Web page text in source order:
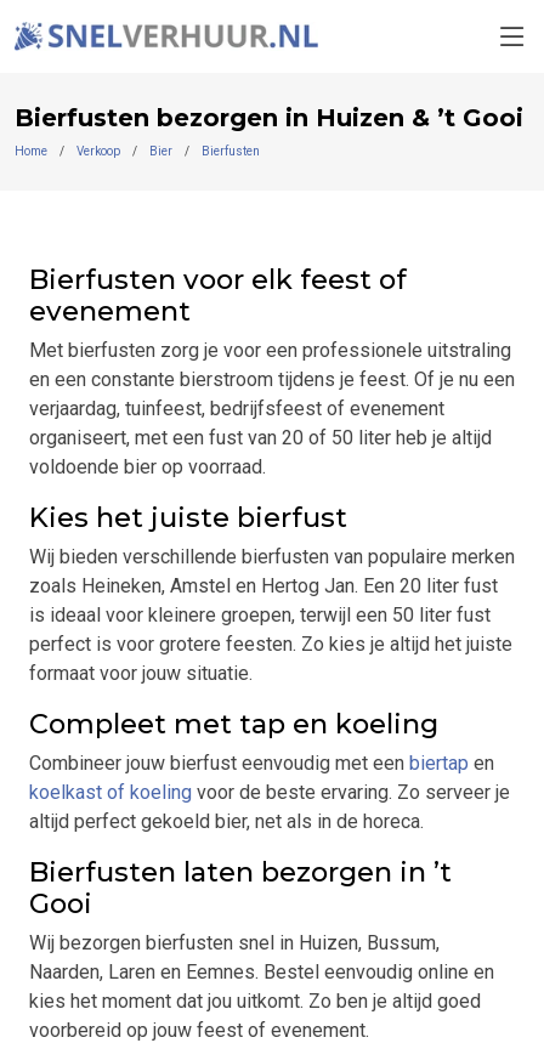
Bierfusten bezorgen in Huizen & ’t Gooi
Home Verkoop Bier Bierfusten
Bierfusten voor elk feest of
evenement
Met bierfusten zorg je voor een professionele uitstraling
en een constante bierstroom tijdens je feest. Of je nu een
verjaardag, tuinfeest, bedrijfsfeest of evenement
organiseert, met een fust van 20 of 50 liter heb je altijd
voldoende bier op voorraad.
Kies het juiste bierfust
Wij bieden verschillende bierfusten van populaire merken
zoals Heineken, Amstel en Hertog Jan. Een 20 liter fust
is ideaal voor kleinere groepen, terwijl een 50 liter fust
perfect is voor grotere feesten. Zo kies je altijd het juiste
formaat voor jouw situatie.
Compleet met tap en koeling
Combineer jouw bierfust eenvoudig met een biertap en
koelkast of koeling voor de beste ervaring. Zo serveer je
altijd perfect gekoeld bier, net als in de horeca.
Bierfusten laten bezorgen in ’t
Gooi
Wij bezorgen bierfusten snel in Huizen, Bussum,
Naarden, Laren en Eemnes. Bestel eenvoudig online en
kies het moment dat jou uitkomt. Zo ben je altijd goed
voorbereid op jouw feest of evenement.